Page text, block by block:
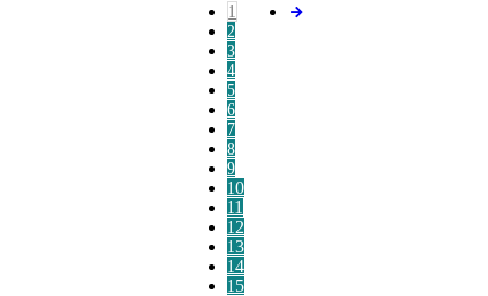
1
2
3
4
5
6
7
8
9
10
11
12
13
14
15